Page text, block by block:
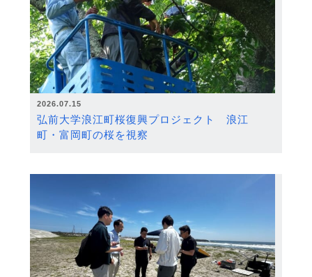
2026.07.15
弘前大学浪江町桜復興プロジェクト 浪江
町・富岡町の桜を視察